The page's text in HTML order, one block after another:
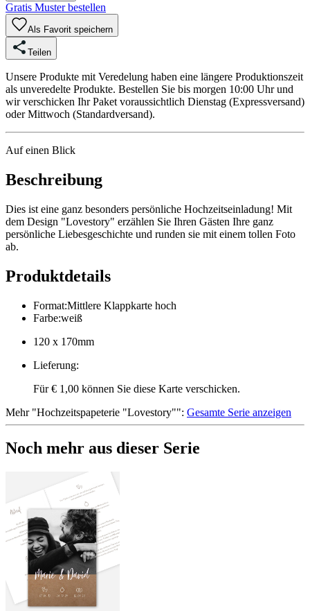
Gratis Muster bestellen
Als Favorit speichern
Teilen
Unsere Produkte mit Veredelung haben eine längere Produktionszeit
als unveredelte Produkte. Bestellen Sie bis morgen 10:00 Uhr und
wir verschicken Ihr Paket voraussichtlich Dienstag (Expressversand)
oder Mittwoch (Standardversand).
Auf einen Blick
Beschreibung
Dies ist eine ganz besonders persönliche Hochzeitseinladung! Mit
dem Design "Lovestory" erzählen Sie Ihren Gästen Ihre ganz
persönliche Liebesgeschichte und runden sie mit einem tollen Foto
ab.
Produktdetails
Format:Mittlere Klappkarte hoch
Farbe:weiß
120 x 170mm
Lieferung:
Für € 1,00 können Sie diese Karte verschicken.
Mehr"Hochzeitspapeterie "Lovestory"": Gesamte Serie anzeigen
Noch mehr aus dieser Serie